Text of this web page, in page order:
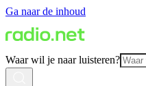
Ga naar de inhoud
Waar wil je naar luisteren?